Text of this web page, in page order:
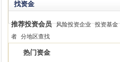
找资金
推荐投资会员 风险投资企业 投资基金
者 分地区查找
热门资金